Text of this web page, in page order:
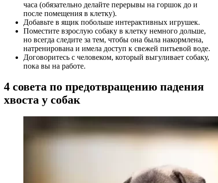
часа (обязательно делайте перерывы на горшок до и
после помещения в клетку).
Добавьте в ящик побольше интерактивных игрушек.
Поместите взрослую собаку в клетку немного дольше,
но всегда следите за тем, чтобы она была накормлена,
натренирована и имела доступ к свежей питьевой воде.
Договоритесь с человеком, который выгуливает собаку,
пока вы на работе.
4 совета по предотвращению падения
хвоста у собак